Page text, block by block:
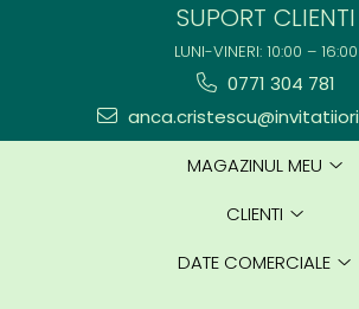
SUPORT CLIENTI
LUNI-VINERI: 10:00 – 16:00
0771 304 781
MAGAZINUL MEU
CLIENTI
DATE COMERCIALE